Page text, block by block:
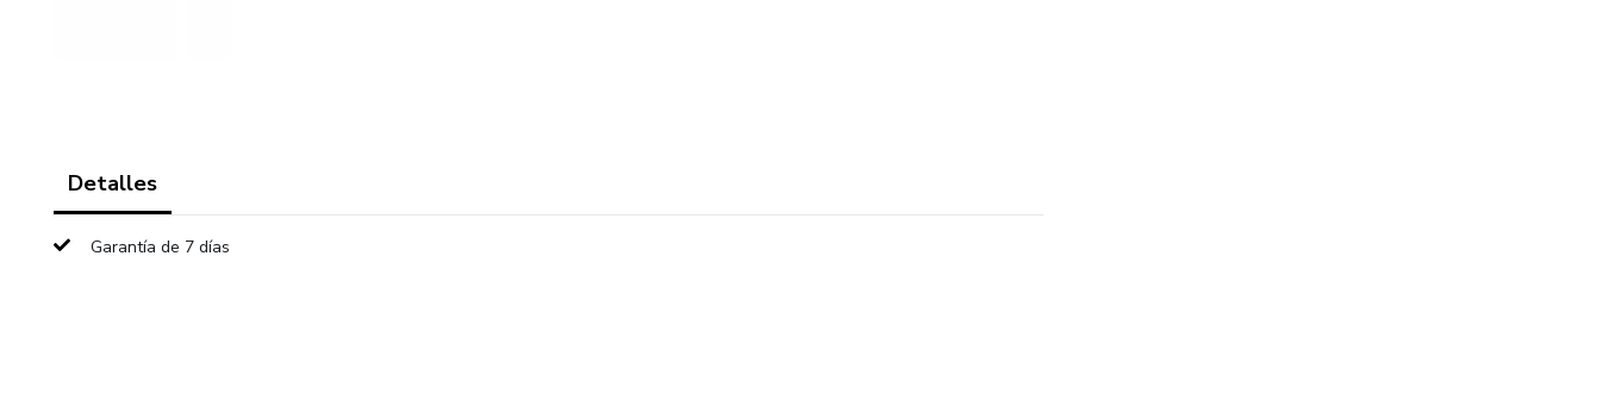
Detalles
Garantía de 7 días